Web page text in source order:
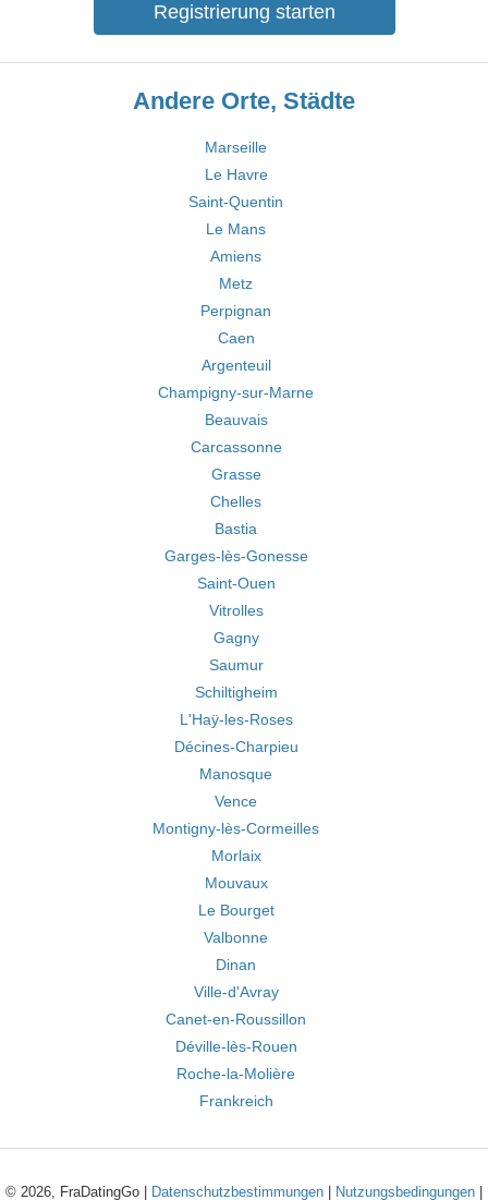
Registrierung starten
Andere Orte, Städte
Marseille
Le Havre
Saint-Quentin
Le Mans
Amiens
Metz
Perpignan
Caen
Argenteuil
Champigny-sur-Marne
Beauvais
Carcassonne
Grasse
Chelles
Bastia
Garges-lès-Gonesse
Saint-Ouen
Vitrolles
Gagny
Saumur
Schiltigheim
L'Haÿ-les-Roses
Décines-Charpieu
Manosque
Vence
Montigny-lès-Cormeilles
Morlaix
Mouvaux
Le Bourget
Valbonne
Dinan
Ville-d'Avray
Canet-en-Roussillon
Déville-lès-Rouen
Roche-la-Molière
Frankreich
© 2026, FraDatingGo | Datenschutzbestimmungen Nutzungsbedingungen